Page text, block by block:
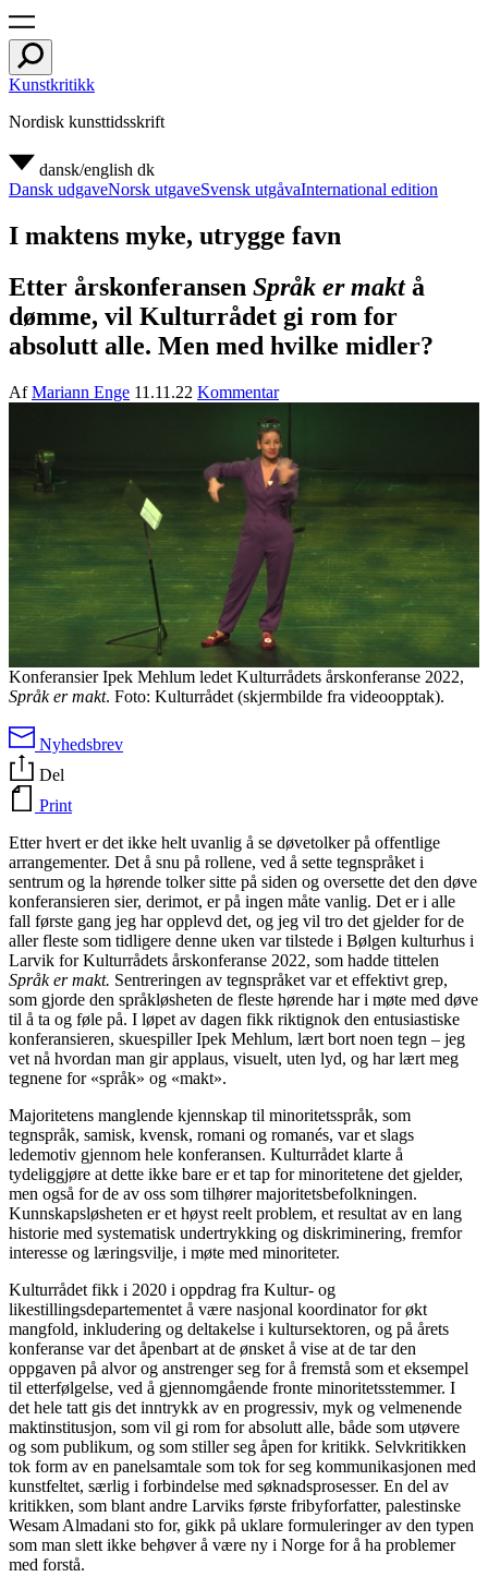
Kunstkritikk
Nordisk kunsttidsskrift
dansk/english dk
Dansk udgaveNorsk utgaveSvensk utgåvaInternational edition
I maktens myke, utrygge favn
Etter årskonferansen Språk er maktå
dømme, vil Kulturrådet gi rom for
absolutt alle. Men med hvilke midler?
AfMariann Enge 11.11.22 Kommentar
Konferansier Ipek Mehlum ledet Kulturrådets årskonferanse 2022,
Språk er makt. Foto: Kulturrådet (skjermbilde fra videoopptak).
Nyhedsbrev
Del
Print
Etter hvert er det ikke helt uvanlig å se døvetolker på offentlige
arrangementer. Det å snu på rollene, ved å sette tegnspråket i
sentrum og la hørende tolker sitte på siden og oversette det den døve
konferansieren sier, derimot, er på ingen måte vanlig. Det er i alle
fall første gang jeg har opplevd det, og jeg vil tro det gjelder for de
aller fleste som tidligere denne uken var tilstede i Bølgen kulturhus i
Larvik for Kulturrådets årskonferanse 2022, som hadde tittelen
Språk er makt. Sentreringen av tegnspråket var et effektivt grep,
som gjorde den språkløsheten de fleste hørende har i møte med døve
til å ta og føle på. I løpet av dagen fikk riktignok den entusiastiske
konferansieren, skuespiller Ipek Mehlum, lært bort noen tegn – jeg
vet nå hvordan man gir applaus, visuelt, uten lyd, og har lært meg
tegnene for «språk» og «makt».
Majoritetens manglende kjennskap til minoritetsspråk, som
tegnspråk, samisk, kvensk, romani og romanés, var et slags
ledemotiv gjennom hele konferansen. Kulturrådet klarte å
tydeliggjøre at dette ikke bare er et tap for minoritetene det gjelder,
men også for de av oss som tilhører majoritetsbefolkningen.
Kunnskapsløsheten er et høyst reelt problem, et resultat av en lang
historie med systematisk undertrykking og diskriminering, fremfor
interesse og læringsvilje, i møte med minoriteter.
Kulturrådet fikk i 2020 i oppdrag fra Kultur- og
likestillingsdepartementet å være nasjonal koordinator for økt
mangfold, inkludering og deltakelse i kultursektoren, og på årets
konferanse var det åpenbart at de ønsket å vise at de tar den
oppgaven på alvor og anstrenger seg for å fremstå som et eksempel
til etterfølgelse, ved å gjennomgående fronte minoritetsstemmer. I
det hele tatt gis det inntrykk av en progressiv, myk og velmenende
maktinstitusjon, som vil gi rom for absolutt alle, både som utøvere
og som publikum, og som stiller seg åpen for kritikk. Selvkritikken
tok form av en panelsamtale som tok for seg kommunikasjonen med
kunstfeltet, særlig i forbindelse med søknadsprosesser. En del av
kritikken, som blant andre Larviks første fribyforfatter, palestinske
Wesam Almadani sto for, gikk på uklare formuleringer av den typen
som man slett ikke behøver å være ny i Norge for å ha problemer
med forstå.